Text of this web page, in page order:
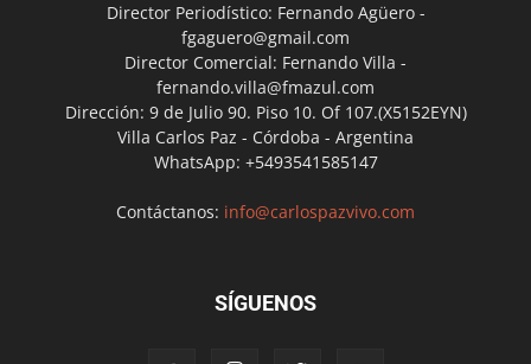
Director Periodístico: Fernando Agüero -
fgaguero@gmail.com
Director Comercial: Fernando Villa -
fernando.villa@fmazul.com
Dirección: 9 de Julio 90. Piso 10. Of 107.(X5152EYN)
Villa Carlos Paz - Córdoba - Argentina
WhatsApp: +5493541585147
Contáctanos: info@carlospazvivo.com
SÍGUENOS